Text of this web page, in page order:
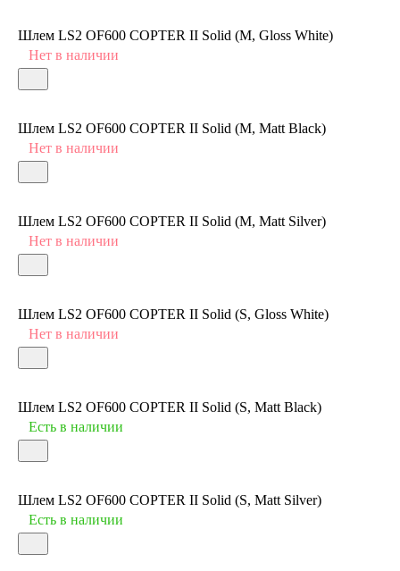
Шлем LS2 OF600 COPTER II Solid (M, Gloss White)
Нет в наличии
Шлем LS2 OF600 COPTER II Solid (M, Matt Black)
Нет в наличии
Шлем LS2 OF600 COPTER II Solid (M, Matt Silver)
Нет в наличии
Шлем LS2 OF600 COPTER II Solid (S, Gloss White)
Нет в наличии
Шлем LS2 OF600 COPTER II Solid (S, Matt Black)
Есть в наличии
Шлем LS2 OF600 COPTER II Solid (S, Matt Silver)
Есть в наличии